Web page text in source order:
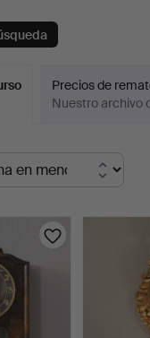
Precios de
Nuestro archivo